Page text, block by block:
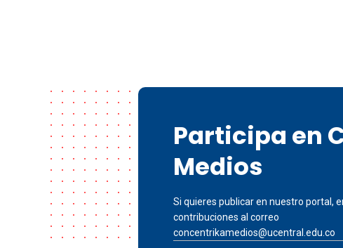
Participa en
Medios
Si quieres publicar en nuestro portal,
contribuciones al correo
concentrikamedios@ucentral.edu.co